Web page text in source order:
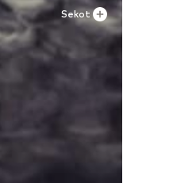
Sekot